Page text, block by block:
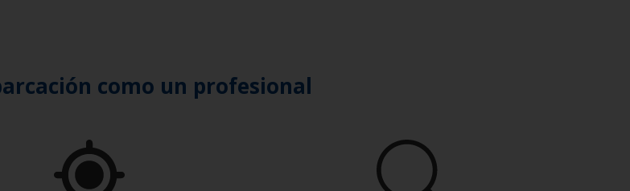
como un profesional